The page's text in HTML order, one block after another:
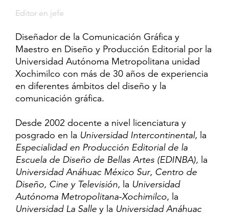
Editor en jefe
Diseñador de la Comunicación Gráfica y
Maestro en Diseño y Producción Editorial por la
Universidad Autónoma Metropolitana unidad
Xochimilco con más de 30 años de experiencia
en diferentes ámbitos del diseño y la
comunicación gráfica.
Desde 2002 docente a nivel licenciatura y
posgrado en la Universidad Intercontinental, la
Especialidad en Producción Editorial de la
Escuela de Diseño de Bellas Artes (EDINBA), la
Universidad Anáhuac México Sur, Centro de
Diseño, Cine y Televisión, la Universidad
Autónoma Metropolitana-Xochimilco, la
Universidad La Salle y la Universidad Anáhuac